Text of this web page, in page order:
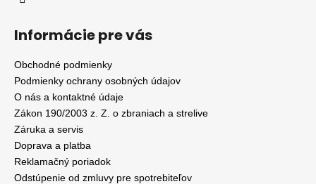
Informácie pre vás
Obchodné podmienky
Podmienky ochrany osobných údajov
O nás a kontaktné údaje
Zákon 190/2003 z. Z. o zbraniach a strelive
Záruka a servis
Doprava a platba
Reklamačný poriadok
Odstúpenie od zmluvy pre spotrebiteľov